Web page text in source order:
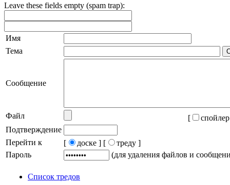
Leave these fields empty (spam trap):
Имя
Тема
Сообщение
Файл [
Подтверждение
Перейти к
[ доске ] [
треду ]
Пароль
(для удаления файлов и
Список тредов